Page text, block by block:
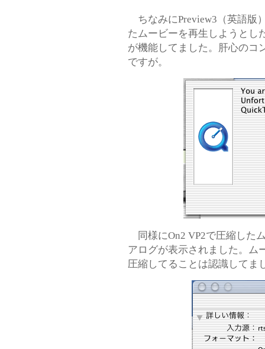
ちなみにPreview3（英語版
たムービーを再生しようとし
が機能してました。肝心のコ
ですが。
同様にOn2 VP2で圧縮した
アログが表示されました。ム
圧縮してることは認識してま